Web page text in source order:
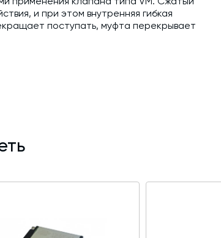
и при этом внутренняя гибкая
поступать, муфта перекрывает